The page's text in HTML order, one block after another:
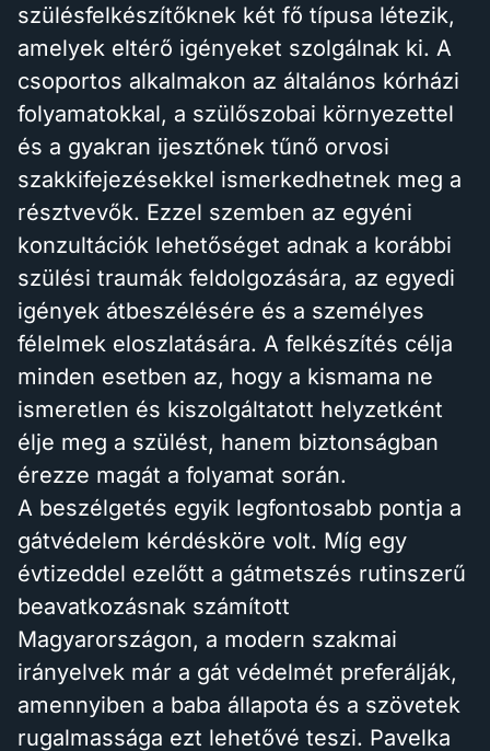
szülésfelkészítőknek két fő típusa létezik,
amelyek eltérő igényeket szolgálnak ki. A
csoportos alkalmakon az általános kórházi
folyamatokkal, a szülőszobai környezettel
és a gyakran ijesztőnek tűnő orvosi
szakkifejezésekkel ismerkedhetnek meg a
résztvevők. Ezzel szemben az egyéni
konzultációk lehetőséget adnak a korábbi
szülési traumák feldolgozására, az egyedi
igények átbeszélésére és a személyes
félelmek eloszlatására. A felkészítés célja
minden esetben az, hogy a kismama ne
ismeretlen és kiszolgáltatott helyzetként
élje meg a szülést, hanem biztonságban
érezze magát a folyamat során.
A beszélgetés egyik legfontosabb pontja a
gátvédelem kérdésköre volt. Míg egy
évtizeddel ezelőtt a gátmetszés rutinszerű
beavatkozásnak számított
Magyarországon, a modern szakmai
irányelvek már a gát védelmét preferálják,
amennyiben a baba állapota és a szövetek
rugalmassága ezt lehetővé teszi. Pavelka